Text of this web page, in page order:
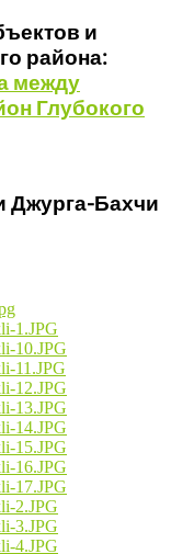
и
района:
между
Глубокого
Джурга-Бахчи